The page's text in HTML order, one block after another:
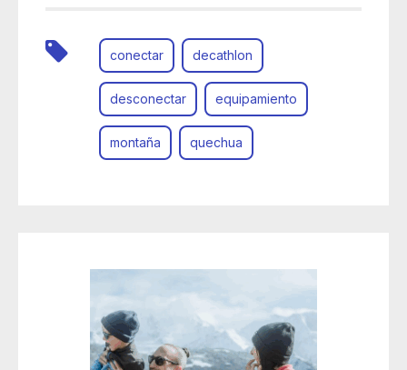
conectar decathlon
desconectar equipamiento
montaña quechua